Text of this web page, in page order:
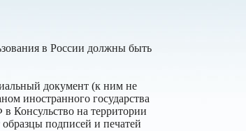
в России должны быть
документ (к ним не
иностранного государства
Консульство на территории
подписей и печатей